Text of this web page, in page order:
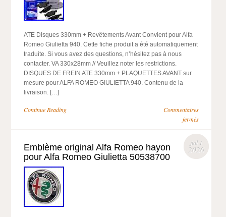
ATE Disques 330mm + Revêtements Avant Convient pour Alfa
Romeo Giulietta 940. Cette fiche produit a été automatiquement
traduite. Si vous avez des questions, n’hésitez pas à nous
contacter. VA 330x28mm // Veuillez noter les restrictions.
DISQUES DE FREIN ATE 330mm + PLAQUETTES AVANT sur
mesure pour ALFA ROMEO GIULIETTA 940. Contenu de la
livraison. […]
Continue Reading
Commentaires
fermés
juil 1
2026
Emblème original Alfa Romeo hayon
pour Alfa Romeo Giulietta 50538700